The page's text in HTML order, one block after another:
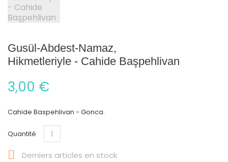
Gusül-Abdest-Namaz,
Hikmetleriyle - Cahide Başpehlivan
3,00 €
Cahide Baspehlivan - Gonca.
Quantité
 Derniers articles en stock